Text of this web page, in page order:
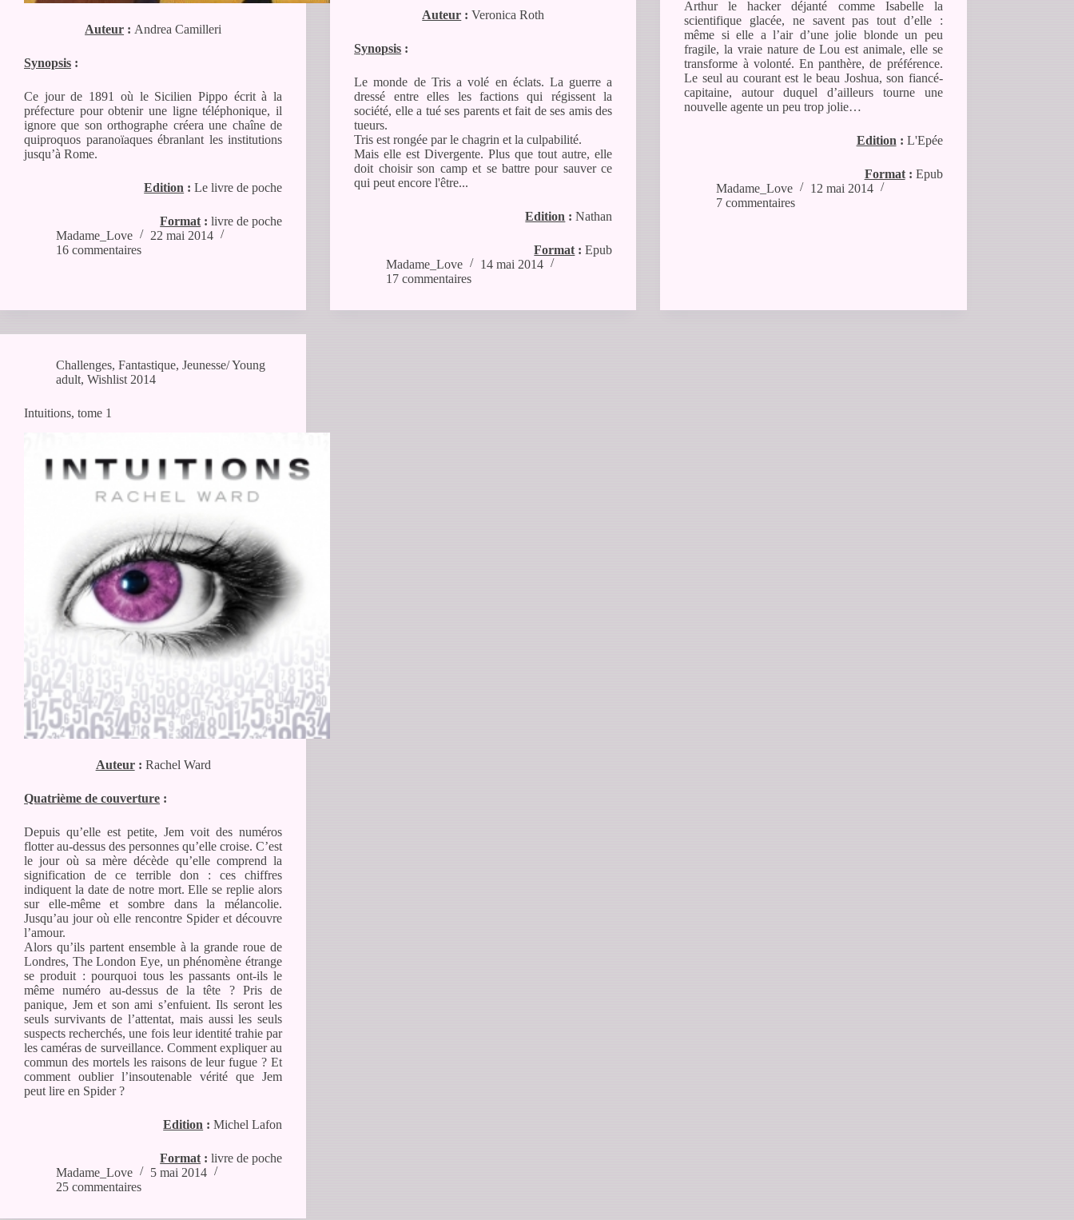
Auteur : Andrea Camilleri
Synopsis :
Ce jour de 1891 où le Sicilien Pippo écrit à la
préfecture pour obtenir une ligne téléphonique, il
ignore que son orthographe créera une chaîne de
quiproquos paranoïaques ébranlant les institutions
jusqu’à Rome.
Edition : Le livre de poche
Format : livre de poche
Madame_Love
22 mai 2014
16 commentaires
Auteur : Veronica Roth
Synopsis :
Le monde de Tris a volé en éclats. La guerre a
dressé entre elles les factions qui régissent la
société, elle a tué ses parents et fait de ses amis des
tueurs.
Tris est rongée par le chagrin et la culpabilité.
Mais elle est Divergente. Plus que tout autre, elle
doit choisir son camp et se battre pour sauver ce
qui peut encore l'être...
Edition : Nathan
Format : Epub
Madame_Love
14 mai 2014
17 commentaires
Arthur le hacker déjanté comme Isabelle la
scientifique glacée, ne savent pas tout d’elle :
même si elle a l’air d’une jolie blonde un peu
fragile, la vraie nature de Lou est animale, elle se
transforme à volonté. En panthère, de préférence.
Le seul au courant est le beau Joshua, son fiancé-
capitaine, autour duquel d’ailleurs tourne une
nouvelle agente un peu trop jolie…
Edition : L'Epée
Format: Epub
Madame_Love
12 mai 2014
7 commentaires
Challenges, Fantastique, Jeunesse/ Young
adult, Wishlist 2014
Intuitions, tome 1
Auteur: Rachel Ward
Quatrième de couverture :
Depuis qu’elle est petite, Jem voit des numéros
flotter au-dessus des personnes qu’elle croise. C’est
le jour où sa mère décède qu’elle comprend la
signification de ce terrible don : ces chiffres
indiquent la date de notre mort. Elle se replie alors
sur elle-même et sombre dans la mélancolie.
Jusqu’au jour où elle rencontre Spider et découvre
l’amour.
Alors qu’ils partent ensemble à la grande roue de
Londres, The London Eye, un phénomène étrange
se produit : pourquoi tous les passants ont-ils le
même numéro au-dessus de la tête ? Pris de
panique, Jem et son ami s’enfuient. Ils seront les
seuls survivants de l’attentat, mais aussi les seuls
suspects recherchés, une fois leur identité trahie par
les caméras de surveillance. Comment expliquer au
commun des mortels les raisons de leur fugue ? Et
comment oublier l’insoutenable vérité que Jem
peut lire en Spider ?
Edition : Michel Lafon
Format : livre de poche
Madame_Love
5 mai 2014
25 commentaires